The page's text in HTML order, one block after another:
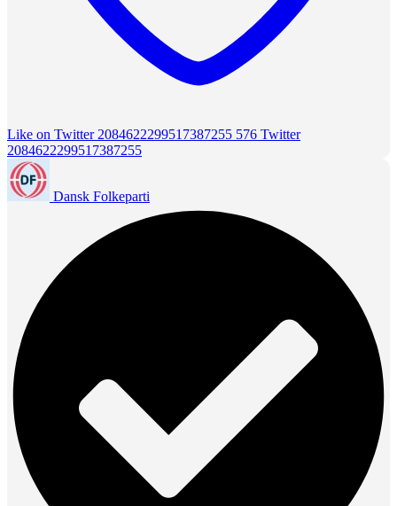
Like on Twitter 2084622299517387255 576 Twitter
2084622299517387255
Dansk Folkeparti